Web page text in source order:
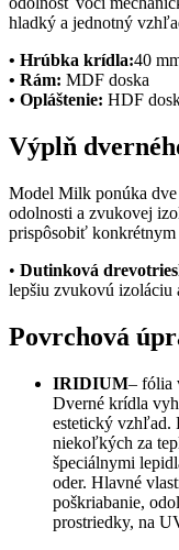
hladký a jednotný
• Hrúbka krídla:40
• Rám: MDF doska
• Opláštenie: HDF
Výplň
Model Milk ponúka
odolnosti a zvukovej
prispôsobiť konkrétnym
• Dutinková
lepšiu zvukovú izoláciu
Povrchová
IRIDIUM– fólia
Dverné krídla
estetický vzhľad.
niekoľkých za
špeciálnymi
oder. Hlavné
poškriabanie,
prostriedky, na